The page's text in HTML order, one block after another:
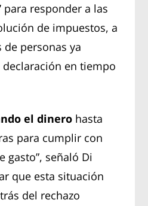
para responder a las
de impuestos, a
personas ya
en tiempo
el dinero hasta
para cumplir con
gasto”, señaló Di
que esta situación
del rechazo